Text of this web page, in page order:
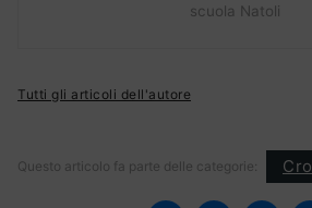
scuola Natoli
Tutti gli articoli dell'autore
Questo articolo fa parte delle categorie: